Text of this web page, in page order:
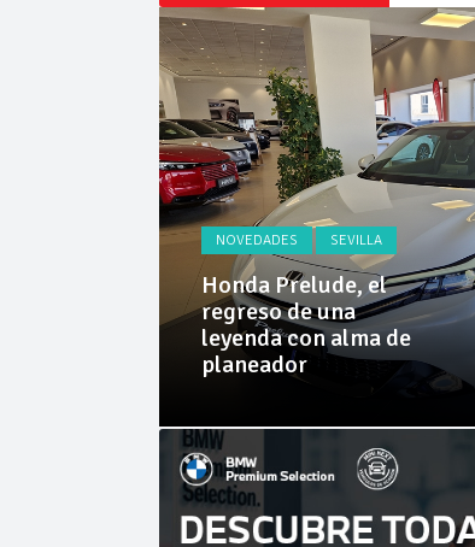
NOVEDADES SEVILLA
Honda Prelude, el
regreso de una
leyenda con alma de
planeador